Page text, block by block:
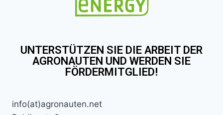
UNTERSTÜTZEN SIE DIE ARBEIT DER
AGRONAUTEN UND WERDEN SIE
FÖRDERMITGLIED!
info(at)agronauten.net